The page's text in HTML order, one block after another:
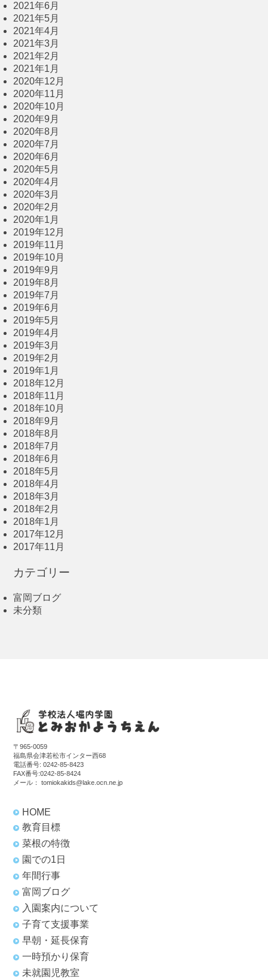
2021年6月
2021年5月
2021年4月
2021年3月
2021年2月
2021年1月
2020年12月
2020年11月
2020年10月
2020年9月
2020年8月
2020年7月
2020年6月
2020年5月
2020年4月
2020年3月
2020年2月
2020年1月
2019年12月
2019年11月
2019年10月
2019年9月
2019年8月
2019年7月
2019年6月
2019年5月
2019年4月
2019年3月
2019年2月
2019年1月
2018年12月
2018年11月
2018年10月
2018年9月
2018年8月
2018年7月
2018年6月
2018年5月
2018年4月
2018年3月
2018年2月
2018年1月
2017年12月
2017年11月
カテゴリー
富岡ブログ
未分類
〒965-0059
福島県会津若松市インター西68
電話番号:0242-85-8423
FAX番号:0242-85-8424
メール：tomiokakids@lake.ocn.ne.jp
HOME
教育目標
菜根の特徴
園での1日
年間行事
富岡ブログ
入園案内について
子育て支援事業
早朝・延長保育
一時預かり保育
未就園児教室